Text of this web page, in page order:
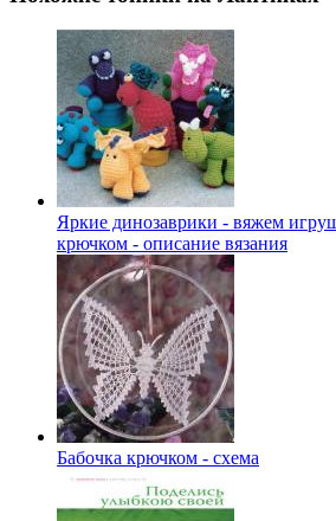
Яркие динозаврики - вяжем
крючком - описание вязания
Бабочка крючком - схема